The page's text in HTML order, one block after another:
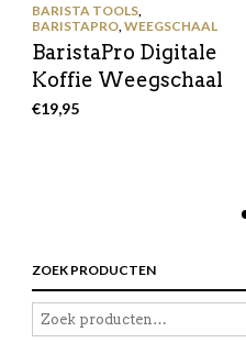
BARISTA TOOLS,
BARISTAPRO, WEEGSCHAAL
BaristaPro Digitale
Koffie Weegschaal
€19,95
ZOEK PRODUCTEN